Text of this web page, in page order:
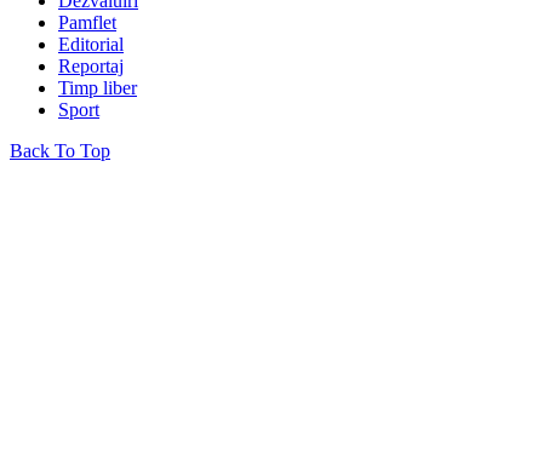
Pamflet
Editorial
Reportaj
Timp liber
Sport
Back To Top